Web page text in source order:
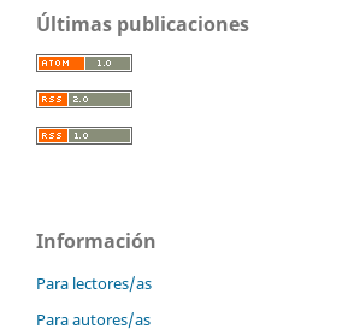
Últimas publicaciones
Información
Para lectores/as
Para autores/as